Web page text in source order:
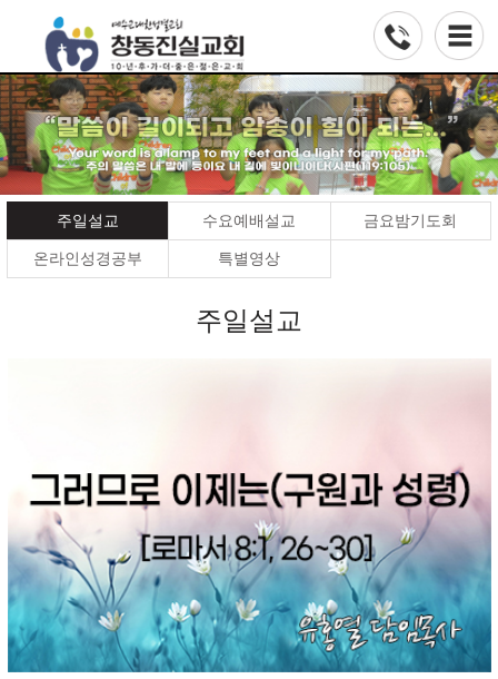
주일설교 수요예배설교 금요밤기도회
온라인성경공부 특별영상
주일설교